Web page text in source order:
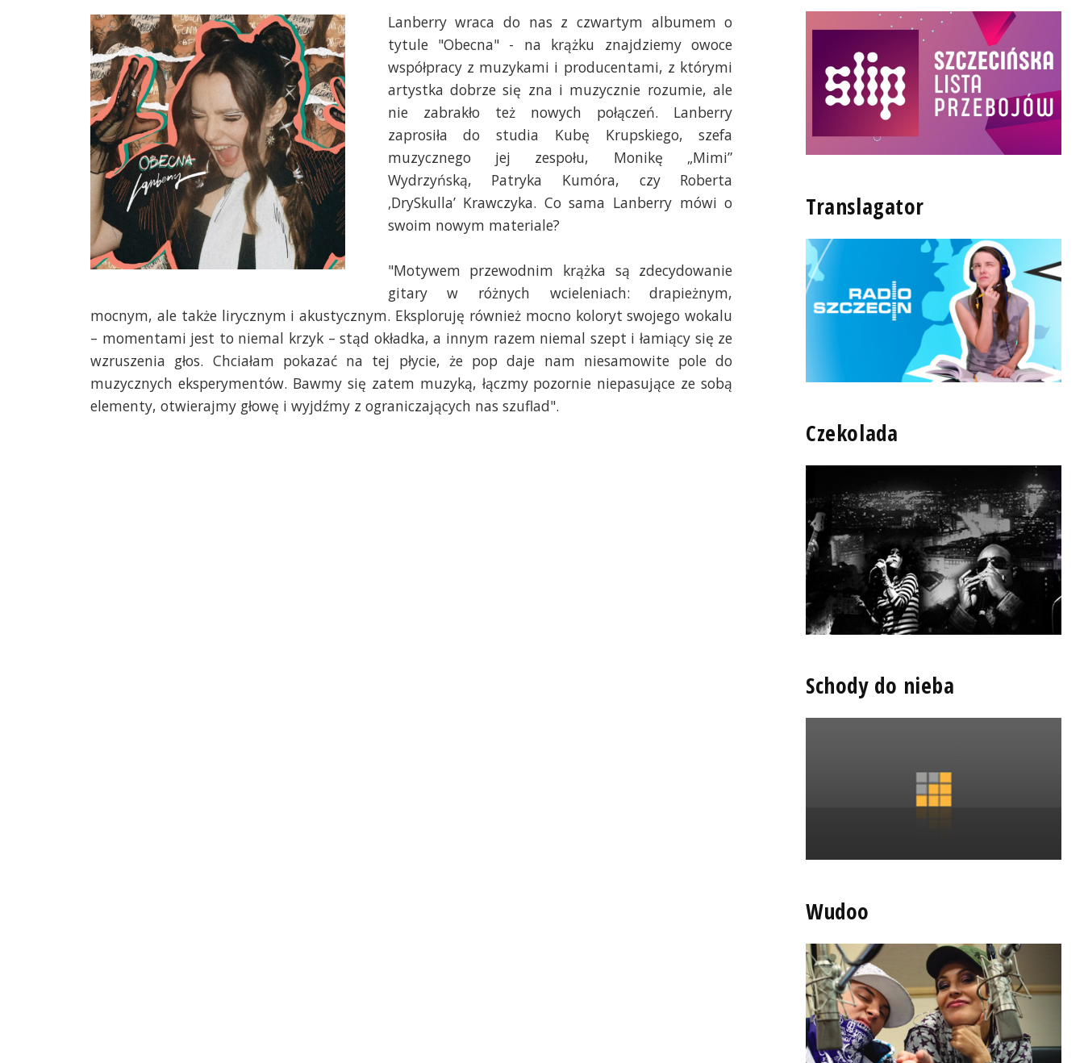
Lanberry wraca do nas z czwartym albumem o
tytule "Obecna" - na krążku znajdziemy owoce
współpracy z muzykami i producentami, z którymi
artystka dobrze się zna i muzycznie rozumie, ale
nie zabrakło też nowych połączeń. Lanberry
zaprosiła do studia Kubę Krupskiego, szefa
muzycznego jej zespołu, Monikę „Mimi”
Wydrzyńską, Patryka Kumóra, czy Roberta
‚DrySkulla’ Krawczyka. Co sama Lanberry mówi o
swoim nowym materiale?
"Motywem przewodnim krążka są zdecydowanie
gitary w różnych wcieleniach: drapieżnym,
mocnym, ale także lirycznym i akustycznym. Eksploruję również mocno koloryt swojego wokalu
– momentami jest to niemal krzyk – stąd okładka, a innym razem niemal szept i łamiący się ze
wzruszenia głos. Chciałam pokazać na tej płycie, że pop daje nam niesamowite pole do
muzycznych eksperymentów. Bawmy się zatem muzyką, łączmy pozornie niepasujące ze sobą
elementy, otwierajmy głowę i wyjdźmy z ograniczających nas szuflad".
Translagator
Czekolada
Schody do nieba
Wudoo